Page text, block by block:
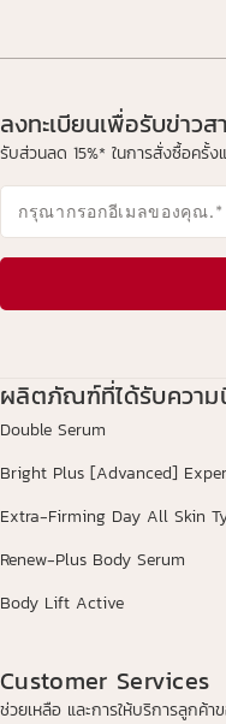
ลงทะเบียนเพื่อรับข่าว
รับส่วนลด 15%* ในการสั่งซื้อครั้ง
กรุณากรอกอีเมลของคุณ.*
ผลิตภัณฑ์ที่ได้รับความ
Double Serum
Bright Plus [Advanced]
Extra-Firming Day All Skin
Renew-Plus Body Serum
Body Lift Active
Customer Services
ช่วยเหลือ และการให้บริการลูกค้า